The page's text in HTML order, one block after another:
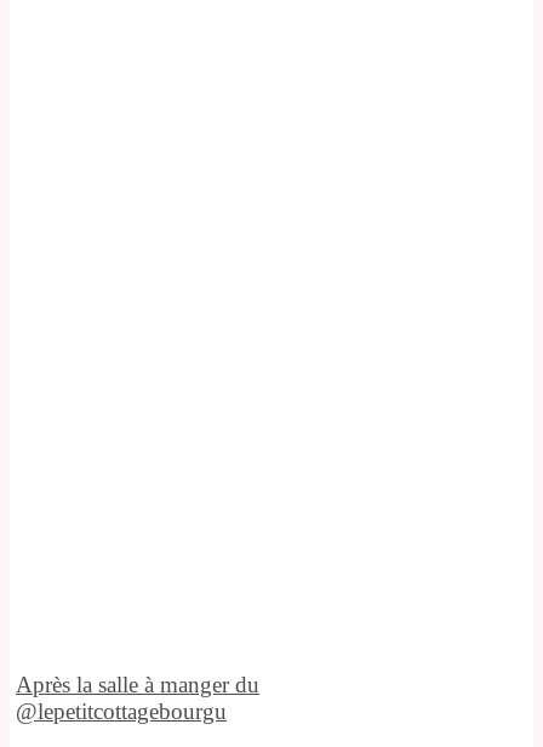
Après la salle à manger du
@lepetitcottagebourgu